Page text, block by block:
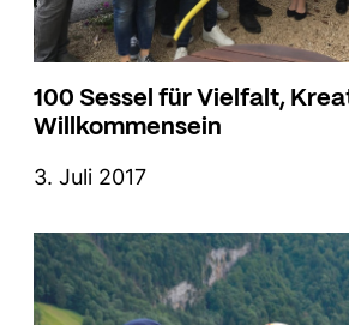
100 Sessel für Vielfalt,
Willkommensein
3. Juli 2017